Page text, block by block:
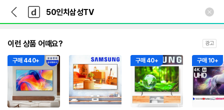
다
나
와
가
다
와
인
이런 상품 어때요? 광고
구매 440+ 구매 40+ 구매 10+